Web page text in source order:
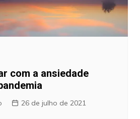
com a ansiedade
26 de julho de 2021